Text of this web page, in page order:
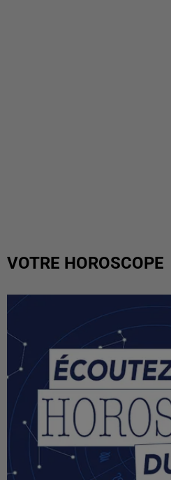
VOTRE HOROSCOPE